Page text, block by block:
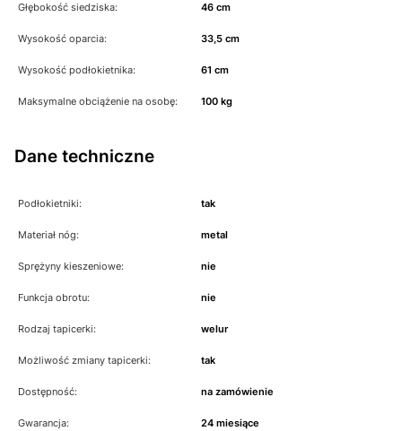
Głębokość siedziska: 46 cm
Wysokość oparcia: 33,5 cm
Wysokość podłokietnika: 61 cm
Maksymalne obciążenie na osobę: 100 kg
Dane techniczne
Podłokietniki: tak
Materiał nóg: metal
Sprężyny kieszeniowe: nie
Funkcja obrotu: nie
Rodzaj tapicerki: welur
Możliwość zmiany tapicerki: tak
Dostępność: na zamówienie
Gwarancja: 24 miesiące